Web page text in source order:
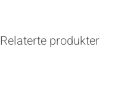
Relaterte produkter